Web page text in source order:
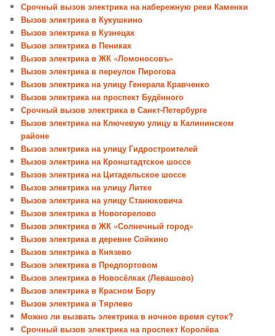
Срочный вызов электрика на набережную реки Каменки
Вызов электрика в Кукушкино
Вызов электрика в Кузнецах
Вызов электрика в Пениках
Вызов электрика в ЖК «Ломоносовъ»
Вызов электрика в переулок Пирогова
Вызов электрика на улицу Генерала Кравченко
Вызов электрика на проспект Будённого
Срочный вызов электрика в Санкт-Петербурге
Вызов электрика на Ключевую улицу в Калининском
районе
Вызов электрика на улицу Гидростроителей
Вызов электрика на Кронштадтское шоссе
Вызов электрика на Цитадельское шоссе
Вызов электрика на улицу Литке
Вызов электрика на улицу Станюковича
Вызов электрика в Новогорелово
Вызов электрика в ЖК «Солнечный город»
Вызов электрика в деревне Сойкино
Вызов электрика в Князево
Вызов электрика в Предпортовом
Вызов электрика в Новосёлках (Левашово)
Вызов электрика в Красном Бору
Вызов электрика в Тярлево
Можно ли вызвать электрика в ночное время суток?
Срочный вызов электрика на проспект Королёва